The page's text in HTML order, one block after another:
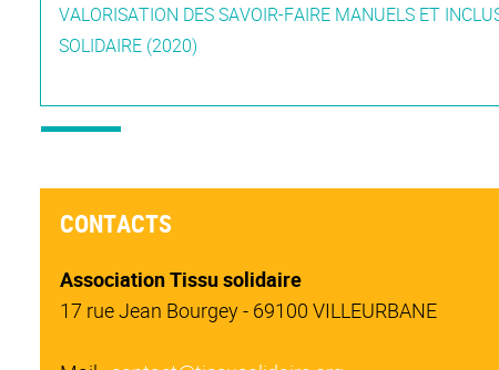
VALORISATION DES SAVOIR-FAIRE MANUELS ET
SOLIDAIRE (2020)
CONTACTS
Association Tissu solidaire
17 rue Jean Bourgey - 69100 VILLEURBANE